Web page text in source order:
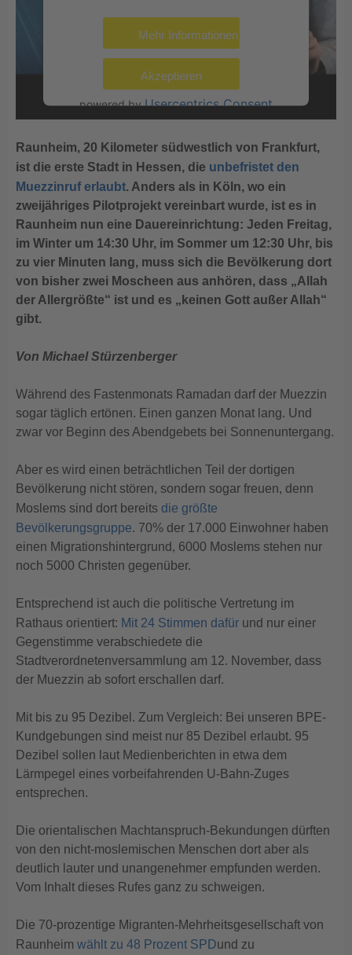
Mehr Informationen
Akzeptieren
powered byUsercentrics Consent
Management Platform&eRecht24
Raunheim, 20 Kilometer südwestlich von Frankfurt,
ist die erste Stadt in Hessen, die unbefristet den
Muezzinruf erlaubt. Anders als in Köln, wo ein
zweijähriges Pilotprojekt vereinbart wurde, ist es in
Raunheim nun eine Dauereinrichtung: Jeden Freitag,
im Winter um 14:30 Uhr, im Sommer um 12:30 Uhr, bis
zu vier Minuten lang, muss sich die Bevölkerung dort
von bisher zwei Moscheen aus anhören, dass „Allah
der Allergrößte“ ist und es „keinen Gott außer Allah“
gibt.
Von Michael Stürzenberger
Während des Fastenmonats Ramadan darf der Muezzin
sogar täglich ertönen. Einen ganzen Monat lang. Und
zwar vor Beginn des Abendgebets bei Sonnenuntergang.
Aber es wird einen beträchtlichen Teil der dortigen
Bevölkerung nicht stören, sondern sogar freuen, denn
Moslems sind dort bereits die größte
Bevölkerungsgruppe. 70% der 17.000 Einwohner haben
einen Migrationshintergrund, 6000 Moslems stehen nur
noch 5000 Christen gegenüber.
Entsprechend ist auch die politische Vertretung im
Rathaus orientiert: Mit 24 Stimmen dafür und nur einer
Gegenstimme verabschiedete die
Stadtverordnetenversammlung am 12. November, dass
der Muezzin ab sofort erschallen darf.
Mit bis zu 95 Dezibel. Zum Vergleich: Bei unseren BPE-
Kundgebungen sind meist nur 85 Dezibel erlaubt. 95
Dezibel sollen laut Medienberichten in etwa dem
Lärmpegel eines vorbeifahrenden U-Bahn-Zuges
entsprechen.
Die orientalischen Machtanspruch-Bekundungen dürften
von den nicht-moslemischen Menschen dort aber als
deutlich lauter und unangenehmer empfunden werden.
Vom Inhalt dieses Rufes ganz zu schweigen.
Die 70-prozentige Migranten-Mehrheitsgesellschaft von
Raunheim wählt zu 48 Prozent SPDund zu